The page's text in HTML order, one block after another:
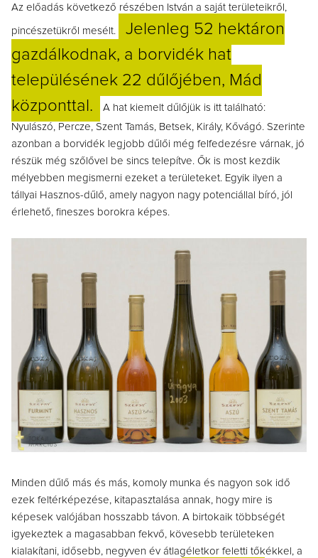
Az előadás következő részében István a saját területeikről,
pincészetükről mesélt.
Jelenleg 52 hektáron
gazdálkodnak, a borvidék hat
településének 22 dűlőjében, Mád
központtal.
A hat kiemelt dűlőjük is itt található:
Nyulászó, Percze, Szent Tamás, Betsek, Király, Kővágó. Szerinte
azonban a borvidék legjobb dűlői még felfedezésre várnak, jó
részük még szőlővel be sincs telepítve. Ők is most kezdik
mélyebben megismerni ezeket a területeket. Egyik ilyen a
tállyai Hasznos-dűlő, amely nagyon nagy potenciállal bíró, jól
érlehető, fineszes borokra képes.
Minden dűlő más és más, komoly munka és nagyon sok idő
ezek feltérképezése, kitapasztalása annak, hogy mire is
képesek valójában hosszabb távon. A birtokaik többségét
igyekeztek a magasabban fekvő, kövesebb területeken
kialakítani, idősebb, negyven év átlagéletkor feletti tőkékkel, a